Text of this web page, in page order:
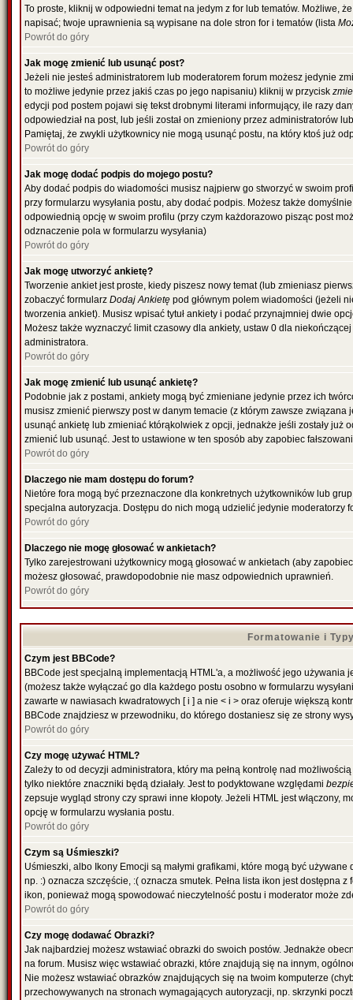
To proste, kliknij w odpowiedni temat na jedym z for lub tematów. Możliwe,
napisać; twoje uprawnienia są wypisane na dole stron for i tematów (lista
Powrót do góry
Jak mogę zmienić lub usunąć post?
Jeżeli nie jesteś administratorem lub moderatorem forum możesz jedynie
to możliwe jedynie przez jakiś czas po jego napisaniu) kliknij w przycisk
edycji pod postem pojawi się tekst drobnymi literami informujący, ile razy
odpowiedział na post, lub jeśli został on zmieniony przez administratorów
Pamiętaj, że zwykli użytkownicy nie mogą usunąć postu, na który ktoś już
Powrót do góry
Jak mogę dodać podpis do mojego postu?
Aby dodać podpis do wiadomości musisz najpierw go stworzyć w swoim
przy formularzu wysyłania postu, aby dodać podpis. Możesz także
odpowiednią opcję w swoim profilu (przy czym każdorazowo pisząc post
odznaczenie pola w formularzu wysyłania)
Powrót do góry
Jak mogę utworzyć ankietę?
Tworzenie ankiet jest proste, kiedy piszesz nowy temat (lub zmieniasz
zobaczyć formularz Dodaj Ankietę pod głównym polem wiadomości (jeżeli
tworzenia ankiet). Musisz wpisać tytuł ankiety i podać przynajmniej dwie
Możesz także wyznaczyć limit czasowy dla ankiety, ustaw 0 dla
administratora.
Powrót do góry
Jak mogę zmienić lub usunąć ankietę?
Podobnie jak z postami, ankiety mogą być zmieniane jedynie przez ich
musisz zmienić pierwszy post w danym temacie (z którym zawsze związana
usunąć ankietę lub zmieniać którąkolwiek z opcji, jednakże jeśli zostały już
zmienić lub usunąć. Jest to ustawione w ten sposób aby zapobiec
Powrót do góry
Dlaczego nie mam dostępu do forum?
Nietóre fora mogą być przeznaczone dla konkretnych użytkowników lub
specjalna autoryzacja. Dostępu do nich mogą udzielić jedynie moderatorzy
Powrót do góry
Dlaczego nie mogę głosować w ankietach?
Tylko zarejestrowani użytkownicy mogą głosować w ankietach (aby
możesz głosować, prawdopodobnie nie masz odpowiednich uprawnień.
Powrót do góry
Formatowanie i
Czym jest BBCode?
BBCode jest specjalną implementacją HTML'a, a możliwość jego
(możesz także wyłączać go dla każdego postu osobno w formularzu
zawarte w nawiasach kwadratowych [ i ] a nie < i > oraz oferuje większą
BBCode znajdziesz w przewodniku, do którego dostaniesz się ze strony
Powrót do góry
Czy mogę używać HTML?
Zależy to od decyzji administratora, który ma pełną kontrolę nad
tylko niektóre znaczniki będą działały. Jest to podyktowane względami
zepsuje wygląd strony czy sprawi inne kłopoty. Jeżeli HTML jest włączony,
opcję w formularzu wysłania postu.
Powrót do góry
Czym są Uśmieszki?
Uśmieszki, albo Ikony Emocji są małymi grafikami, które mogą być
np. :) oznacza szczęście, :( oznacza smutek. Pełna lista ikon jest dostępna
ikon, ponieważ mogą spowodować nieczytelność postu i moderator może
Powrót do góry
Czy mogę dodawać Obrazki?
Jak najbardziej możesz wstawiać obrazki do swoich postów. Jednakże
na forum. Musisz więc wstawiać obrazki, które znajdują się na innym,
Nie możesz wstawiać obrazków znajdujących się na twoim komputerze
przechowywanych na stronach wymagających autoryzacji, np. skrzynki